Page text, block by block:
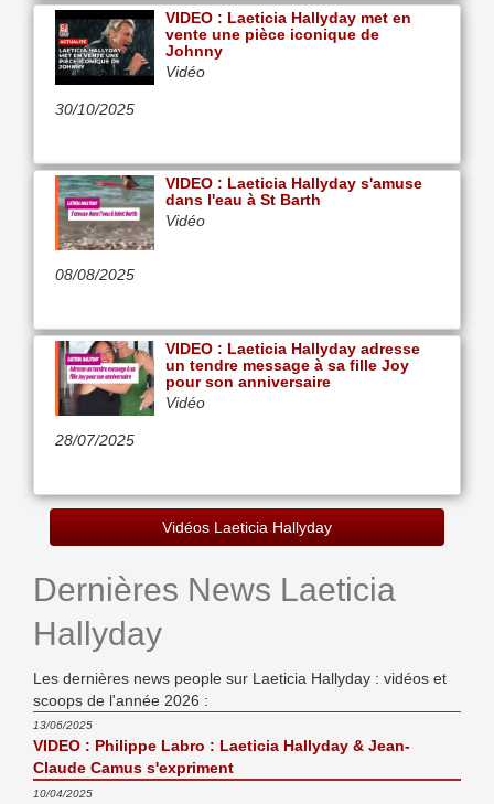
30/10/2025
VIDEO : Laeticia Hallyday met en
vente une pièce iconique de
Johnny
Vidéo
08/08/2025
VIDEO : Laeticia Hallyday s'amuse
dans l'eau à St Barth
Vidéo
28/07/2025
VIDEO : Laeticia Hallyday adresse
un tendre message à sa fille Joy
pour son anniversaire
Vidéo
Vidéos Laeticia Hallyday
Dernières News Laeticia
Hallyday
Les dernières news people sur Laeticia Hallyday : vidéos et
scoops de l'année 2026 :
13/06/2025
VIDEO : Philippe Labro : Laeticia Hallyday & Jean-
Claude Camus s'expriment
10/04/2025